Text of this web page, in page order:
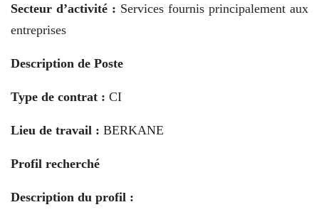
Secteur d’activité : Services fournis principalement aux
entreprises
Description de Poste
Type de contrat : CI
Lieu de travail : BERKANE
Profil recherché
Description du profil :